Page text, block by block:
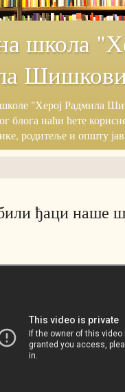
школа
"Херој ‎Радмила
блога наћи ћете
родитеље и општу
ђаци наше